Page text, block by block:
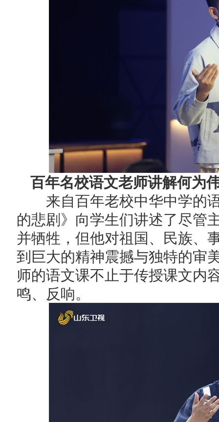
百年名校语文老师讲解何为
来自百年老校中华中学的
的悲剧》向学生们讲述了尽管
并牺牲，但他对祖国、民族、
到巨大的精神震撼与独特的审
师的语文课不止于传授课文内
鸣、反响。